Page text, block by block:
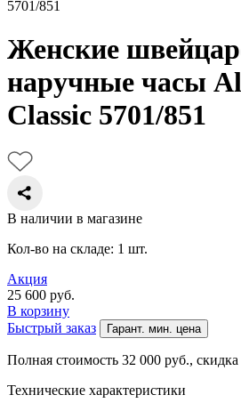
Женские
наручные часы
Classic 5701/851
В наличии в магазине
Кол-во на складе: 1 шт.
Акция
25 600 руб.
В корзину
Быстрый заказ
Гарант. мин. цена
Полная стоимость 32 000 руб.,
Технические характеристики